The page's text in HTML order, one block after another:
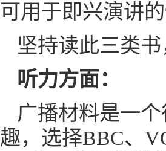
可用于即兴演讲的
坚持读此三类
听力方面：
广播材料是一
趣，选择BBC、